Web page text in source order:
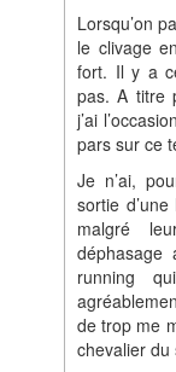
Lorsqu’on
le clivage
fort. Il y a
pas. A titre
j’ai
pars sur ce
Je n’ai,
sortie
malgré
déphasage
running
de trop me
chevalier du